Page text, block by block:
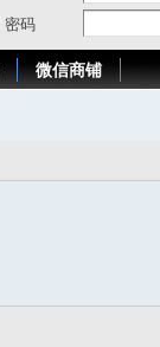
密码
微信商铺